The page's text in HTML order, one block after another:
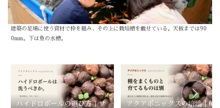
建築の足場に使う資材で枠を組み、その上に栽培槽を載せている。天板までは90
0mm。下は魚の水槽。
ハイドロボールの選び方｜サ
アクアポニックスの培地｜種